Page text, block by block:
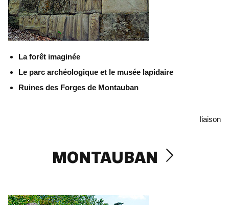
La forêt imaginée
Le parc archéologique et le musée lapidaire
Ruines des Forges de Montauban
liaison
MONTAUBAN